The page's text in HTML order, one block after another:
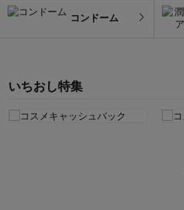
コンドーム
いちおし特集